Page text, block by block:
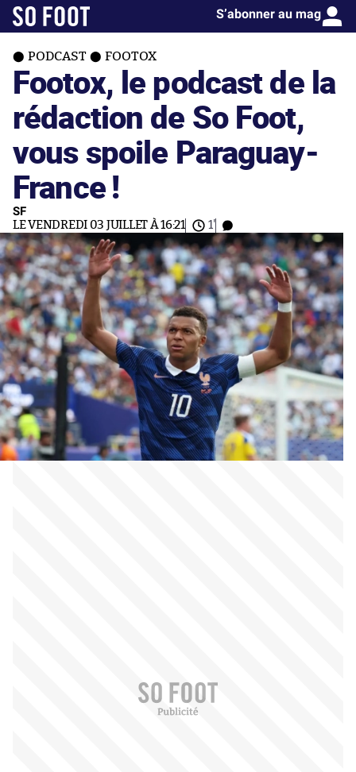
S’abonner au mag
PODCAST FOOTOX
Footox, le podcast de la
rédaction de So Foot,
vous spoile Paraguay-
France !
SF
LE VENDREDI 03 JUILLET À 16:21 1'